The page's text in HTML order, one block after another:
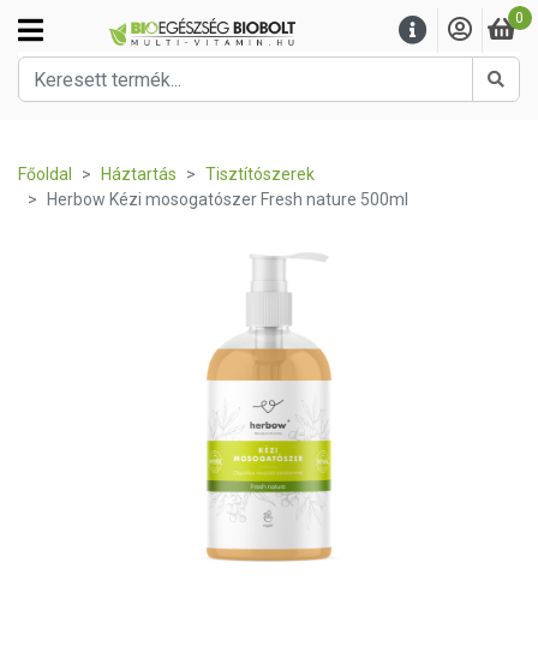
0
Főoldal Háztartás
Tisztítószerek
Herbow Kézi mosogatószer Fresh nature 500ml